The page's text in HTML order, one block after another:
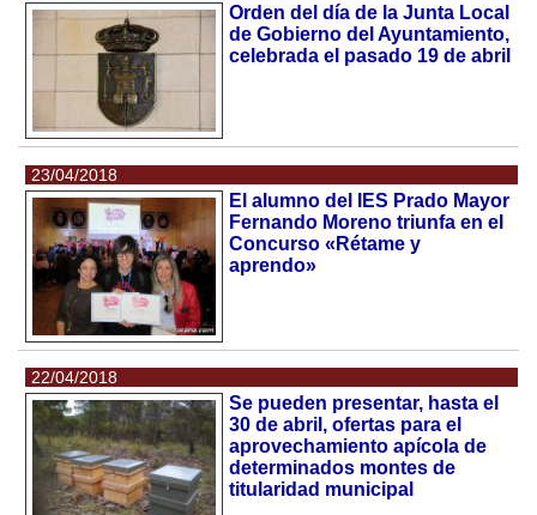
Orden del día de la Junta Local
de Gobierno del Ayuntamiento,
celebrada el pasado 19 de abril
23/04/2018
El alumno del IES Prado Mayor
Fernando Moreno triunfa en el
Concurso «Rétame y
aprendo»
22/04/2018
Se pueden presentar, hasta el
30 de abril, ofertas para el
aprovechamiento apícola de
determinados montes de
titularidad municipal